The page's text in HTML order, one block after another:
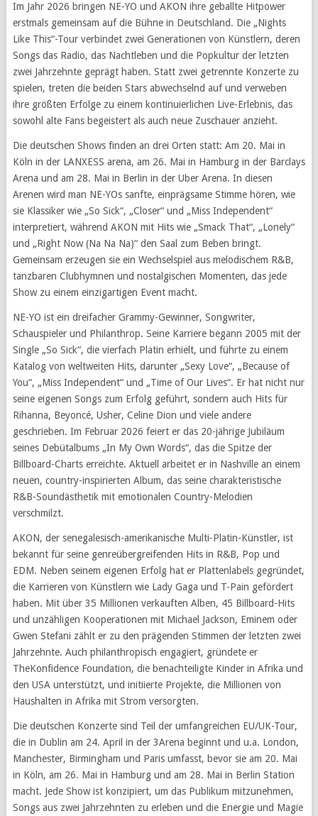
Im Jahr 2026 bringen NE-YO und AKON ihre geballte Hitpower
erstmals gemeinsam auf die Bühne in Deutschland. Die „Nights
Like This“-Tour verbindet zwei Generationen von Künstlern, deren
Songs das Radio, das Nachtleben und die Popkultur der letzten
zwei Jahrzehnte geprägt haben. Statt zwei getrennte Konzerte zu
spielen, treten die beiden Stars abwechselnd auf und verweben
ihre größten Erfolge zu einem kontinuierlichen Live-Erlebnis, das
sowohl alte Fans begeistert als auch neue Zuschauer anzieht.
Die deutschen Shows finden an drei Orten statt: Am 20. Mai in
Köln in der LANXESS arena, am 26. Mai in Hamburg in der Barclays
Arena und am 28. Mai in Berlin in der Uber Arena. In diesen
Arenen wird man NE-YOs sanfte, einprägsame Stimme hören, wie
sie Klassiker wie „So Sick“, „Closer“ und „Miss Independent“
interpretiert, während AKON mit Hits wie „Smack That“, „Lonely“
und „Right Now (Na Na Na)“ den Saal zum Beben bringt.
Gemeinsam erzeugen sie ein Wechselspiel aus melodischem R&B,
tanzbaren Clubhymnen und nostalgischen Momenten, das jede
Show zu einem einzigartigen Event macht.
NE-YO ist ein dreifacher Grammy-Gewinner, Songwriter,
Schauspieler und Philanthrop. Seine Karriere begann 2005 mit der
Single „So Sick“, die vierfach Platin erhielt, und führte zu einem
Katalog von weltweiten Hits, darunter „Sexy Love“, „Because of
You“, „Miss Independent“ und „Time of Our Lives“. Er hat nicht nur
seine eigenen Songs zum Erfolg geführt, sondern auch Hits für
Rihanna, Beyoncé, Usher, Celine Dion und viele andere
geschrieben. Im Februar 2026 feiert er das 20-jährige Jubiläum
seines Debütalbums „In My Own Words“, das die Spitze der
Billboard-Charts erreichte. Aktuell arbeitet er in Nashville an einem
neuen, country-inspirierten Album, das seine charakteristische
R&B-Soundästhetik mit emotionalen Country-Melodien
verschmilzt.
AKON, der senegalesisch-amerikanische Multi-Platin-Künstler, ist
bekannt für seine genreübergreifenden Hits in R&B, Pop und
EDM. Neben seinem eigenen Erfolg hat er Plattenlabels gegründet,
die Karrieren von Künstlern wie Lady Gaga und T-Pain gefördert
haben. Mit über 35 Millionen verkauften Alben, 45 Billboard-Hits
und unzähligen Kooperationen mit Michael Jackson, Eminem oder
Gwen Stefani zählt er zu den prägenden Stimmen der letzten zwei
Jahrzehnte. Auch philanthropisch engagiert, gründete er
TheKonfidence Foundation, die benachteiligte Kinder in Afrika und
den USA unterstützt, und initiierte Projekte, die Millionen von
Haushalten in Afrika mit Strom versorgten.
Die deutschen Konzerte sind Teil der umfangreichen EU/UK-Tour,
die in Dublin am 24. April in der 3Arena beginnt und u.a. London,
Manchester, Birmingham und Paris umfasst, bevor sie am 20. Mai
in Köln, am 26. Mai in Hamburg und am 28. Mai in Berlin Station
macht. Jede Show ist konzipiert, um das Publikum mitzunehmen,
Songs aus zwei Jahrzehnten zu erleben und die Energie und Magie